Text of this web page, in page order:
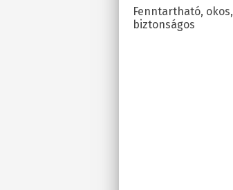
Fenntartható, okos,
biztonságos